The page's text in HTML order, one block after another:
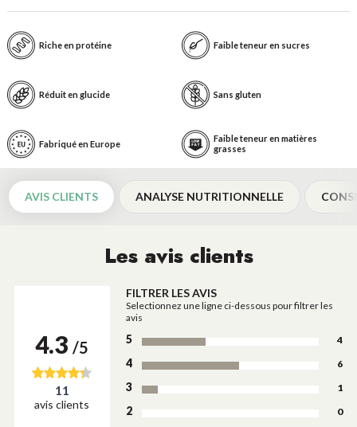
Riche en protéine Faible teneur en sucres
Réduit en glucide Sans gluten
Fabriqué en Europe
Faible teneur en matières
grasses
AVIS CLIENTS ANALYSE NUTRITIONNELLE
Les avis clients
4.3 /5
11
avis clients
FILTRER LES AVIS
Selectionnez une ligne ci-dessous pour filtrer les
avis
5 4
4 6
3 1
2 0